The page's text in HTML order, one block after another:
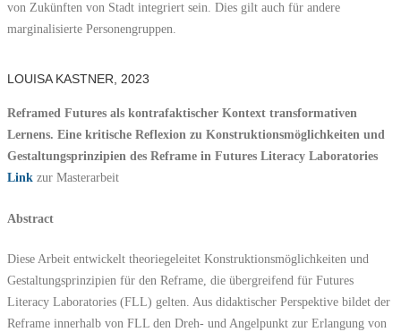
von Zukünften von Stadt integriert sein. Dies gilt auch für andere
marginalisierte Personengruppen.
LOUISA KASTNER, 2023
Reframed Futures als kontrafaktischer Kontext transformativen
Lernens. Eine kritische Reflexion zu Konstruktionsmöglichkeiten und
Gestaltungsprinzipien des Reframe in Futures Literacy Laboratories
Link zur Masterarbeit
Abstract
Diese Arbeit entwickelt theoriegeleitet Konstruktionsmöglichkeiten und
Gestaltungsprinzipien für den Reframe, die übergreifend für Futures
Literacy Laboratories (FLL) gelten. Aus didaktischer Perspektive bildet der
Reframe innerhalb von FLL den Dreh- und Angelpunkt zur Erlangung von